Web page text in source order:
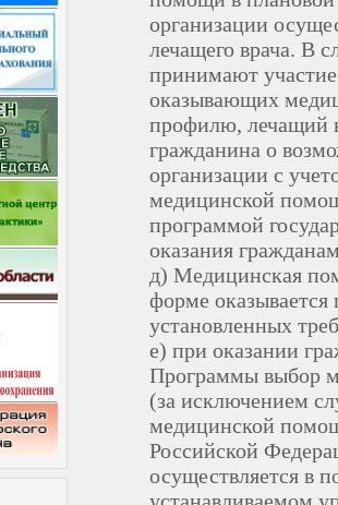
организации
лечащего врача. В
принимают
оказывающих
профилю, лечащий
гражданина о
организации с
медицинской
программой
оказания
д) Медицинская
форме
установленных
е) при оказании
Программы выбор
(за исключением
медицинской
Российской
осуществляется в